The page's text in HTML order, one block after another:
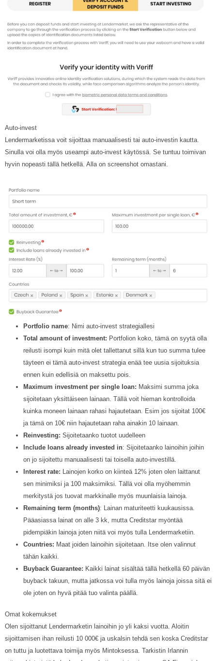
Auto-invest
Lendermarketissa voit sijoittaa manuaalisesti tai auto-investin kautta.
Sinulla voi olla myös useampi auto-invest käytössä. Se tuntuu toimivan
hyvin nopeasti tällä hetkellä. Alla on screenshot omastani.
Portfolio name: Nimi auto-invest strategiallesi
Total amount of investment: Portfolion koko, tämä on syytä olla
reilusti isompi kuin mitä olet tallettanut sillä kun tuo summa tulee
täyteen ei tämä auto-invest strategia enää tee uusia sijoituksia
ennen kuin edellisiä on maksettu pois.
Maximum investment per single loan: Maksimi summa joka
sijoitetaan yksittäiseen lainaan. Tällä voit hieman kontrolloida
kuinka moneen lainaan rahasi hajautetaan. Esim jos sijoitat 100€
ja tämä on 10€ niin hajautetaan raha ainakin 10 lainaan.
Reinvesting: Sijoitetaanko tuotot uudelleen
Include loans already invested in: Sijoitetaanko lainoihin joihin
on jo sijoitettu manuaalisesti tai toisella auto-investillä.
Interest rate: Lainojen korko on kiinteä 12% joten olen laittanut
sen minimiksi ja 100 maksimiksi. Tällä voi olla myöhemmin
merkitystä jos tuovat markkinalle myös muunlaisia lainoja.
Remaining term (months): Lainan maturiteetti kuukausissa.
Pääasiassa lainat on alle 3 kk, mutta Creditstar myöntää
pidempiäkin lainoja joten niitä voi myös tulla Lendermarketiin.
Countries: Maat joiden lainoihin sijoitetaan. Itse olen valinnut
tähän kaikki.
Buyback Guarantee: Kaikki lainat sisältää tällä hetkellä 60 päivän
buyback takuun, mutta jatkossa voi tulla myös lainoja joissa sitä ei
ole joten on hyvä pitää tuo valinta päällä.
Omat kokemukset
Olen sijoittanut Lendermarketin lainoihin jo yli kaksi vuotta. Aloitin
sijoittamisen ihan reilusti 10 000€ ja uskalsin tehdä sen koska Creditstar
on tuttu ja luotettava toimija myös Mintoksessa. Tarkistin Irlannin